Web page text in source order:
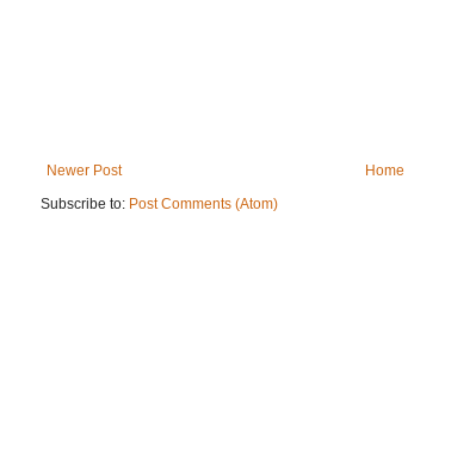
Newer Post
Home
Subscribe to: Post Comments (Atom)